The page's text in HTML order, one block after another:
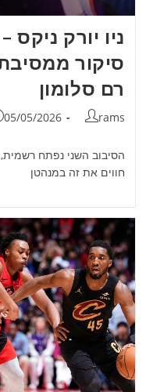
סיקור
רם סלומון
מחבר:
rams פורסם:
05/05/2026
הסיבוב השני נפתח
חווים את זה במנהטן